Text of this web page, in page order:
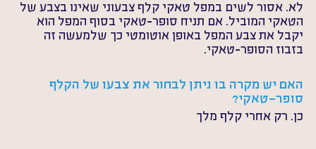
לא. אסור לשים במפל טאקי קלף צבעוני שאינו בצבע של
הטאקי המוביל. אם תניח סופר-טאקי בסוף המפל הוא
יקבל את צבע המפל באופן אוטומטי כך שלמעשה זה
בזבוז הסופר-טאקי.
האם יש מקרה בו ניתן לבחור את צבעו של הקלף
סופר-טאקי?
כן. רק אחרי קלף מלך